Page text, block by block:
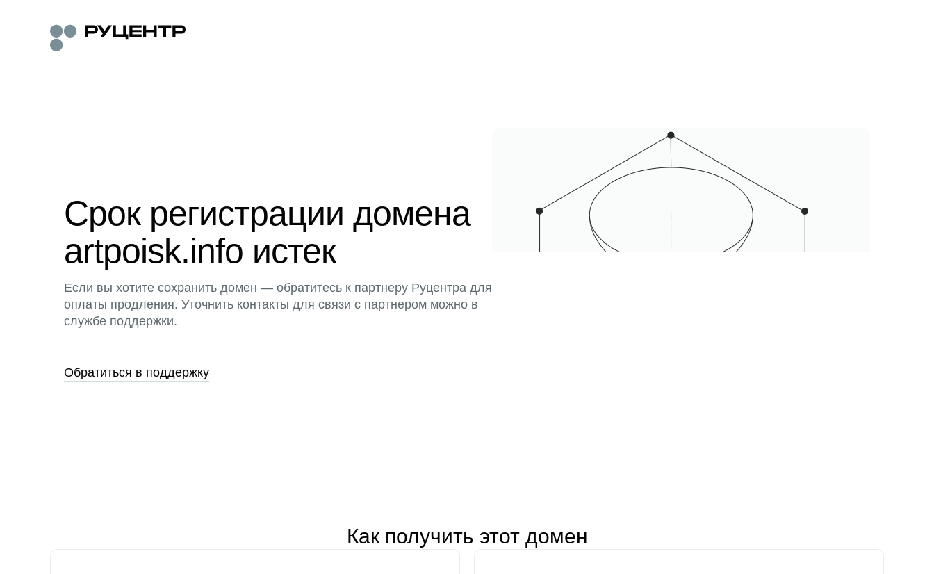
Срок регистрации домена
artpoisk.info истек
Если вы хотите сохранить домен — обратитесь к партнеру Руцентра для
оплаты продления. Уточнить контакты для связи с партнером можно в
службе поддержки.
Обратиться в поддержку
Как получить этот домен